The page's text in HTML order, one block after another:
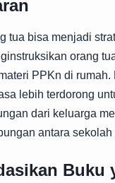
tua bisa menjadi
orang
PPKn di rumah.
lebih terdorong
dari keluarga
antara sekolah
Buku